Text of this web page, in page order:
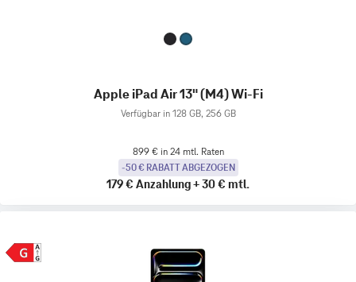
Apple iPad Air 13" (M4) Wi-Fi
Verfügbar in 128 GB, 256 GB
899 € in 24 mtl. Raten
-50 € RABATT ABGEZOGEN
179 € Anzahlung+30 € mtl.